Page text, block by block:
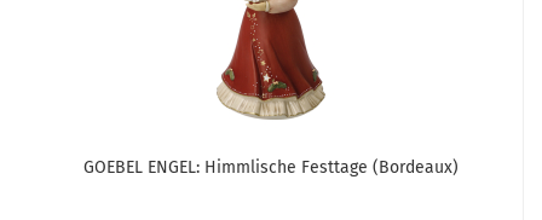
GOEBEL ENGEL: Himmlische Festtage (Bordeaux)